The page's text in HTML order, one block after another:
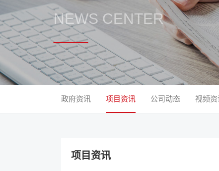
NEWS CENTER
政府资讯 项目资讯 公司动态 视频资
项目资讯